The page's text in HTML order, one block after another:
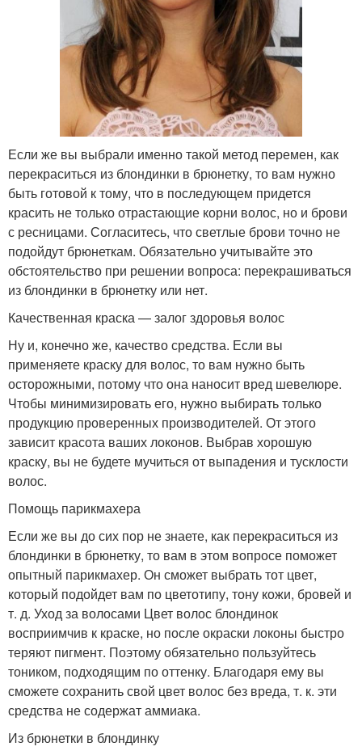
Если же вы выбрали именно такой метод перемен, как
перекраситься из блондинки в брюнетку, то вам нужно
быть готовой к тому, что в последующем придется
красить не только отрастающие корни волос, но и брови
с ресницами. Согласитесь, что светлые брови точно не
подойдут брюнеткам. Обязательно учитывайте это
обстоятельство при решении вопроса: перекрашиваться
из блондинки в брюнетку или нет.
Качественная краска — залог здоровья волос
Ну и, конечно же, качество средства. Если вы
применяете краску для волос, то вам нужно быть
осторожными, потому что она наносит вред шевелюре.
Чтобы минимизировать его, нужно выбирать только
продукцию проверенных производителей. От этого
зависит красота ваших локонов. Выбрав хорошую
краску, вы не будете мучиться от выпадения и тусклости
волос.
Помощь парикмахера
Если же вы до сих пор не знаете, как перекраситься из
блондинки в брюнетку, то вам в этом вопросе поможет
опытный парикмахер. Он сможет выбрать тот цвет,
который подойдет вам по цветотипу, тону кожи, бровей и
т. д. Уход за волосами Цвет волос блондинок
восприимчив к краске, но после окраски локоны быстро
теряют пигмент. Поэтому обязательно пользуйтесь
тоником, подходящим по оттенку. Благодаря ему вы
сможете сохранить свой цвет волос без вреда, т. к. эти
средства не содержат аммиака.
Из брюнетки в блондинку